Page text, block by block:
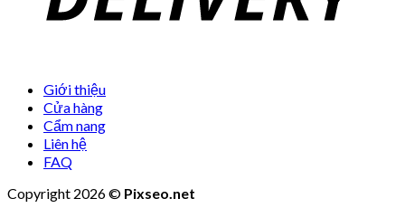
Giới thiệu
Cửa hàng
Cẩm nang
Liên hệ
FAQ
Copyright 2026 © Pixseo.net